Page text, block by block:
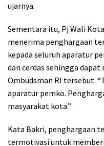
ujarnya.
Sementara itu, Pj Wali
menerima penghargaan
kepada seluruh aparatur
dan cerdas sehingga
Ombudsman RI tersebut.
aparatur pemko.
masyarakat kota.”
Kata Bakri, penghargaan
termotivasi untuk